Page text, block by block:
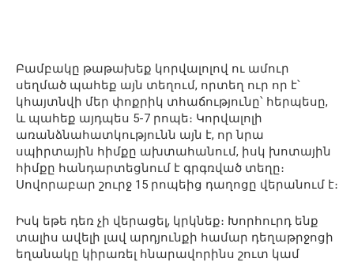
Բամբակը թաթախեք կորվալոլով ու ամուր
սեղմած պահեք այն տեղում, որտեղ ուր որ է՝
կհայտնվի մեր փոքրիկ տհաճությունը՝ հերպեսը,
և պահեք այդպես 5-7 րոպե։ Կորվալոլի
առանձնահատկությունն այն է, որ նրա
սպիրտային հիմքը ախտահանում, իսկ խոտային
հիմքը հանդարտեցնում է գրգռված տեղը։
Սովորաբար շուրջ 15 րոպեից դաղոցը վերանում է։
Իսկ եթե դեռ չի վերացել, կրկնեք։ Խորհուրդ ենք
տալիս ավելի լավ արդյունքի համար դեղաթրջոցի
եղանակը կիրառել հնարավորինս շուտ կամ